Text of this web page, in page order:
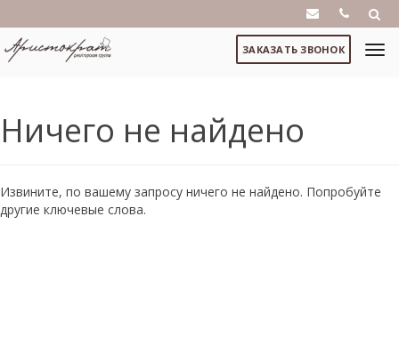
ЗАКАЗАТЬ ЗВОНОК
Ничего не найдено
Извините, по вашему запросу ничего не найдено. Попробуйте
другие ключевые слова.